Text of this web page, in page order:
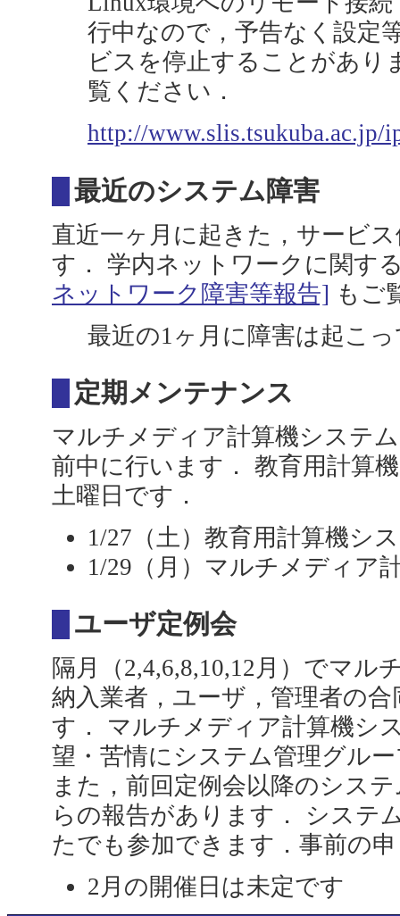
行中なので，予告なく設定
ビスを停止することがあり
覧ください．
http://www.slis.tsukuba.ac.jp/
最近のシステム障害
直近一ヶ月に起きた，サービ
す． 学内ネットワークに関す
ネットワーク障害等報告] もご
最近の1ヶ月に障害は起こ
定期メンテナンス
マルチメディア計算機システ
前中に行います． 教育用計算
土曜日です．
1/27（土）教育用計算機シ
1/29（月）マルチメディア
ユーザ定例会
隔月（2,4,6,8,10,12月）でマル
納入業者，ユーザ，管理者の
す． マルチメディア計算機シ
望・苦情にシステム管理グル
また，前回定例会以降のシス
らの報告があります． システ
たでも参加できます．事前の
2月の開催日は未定です